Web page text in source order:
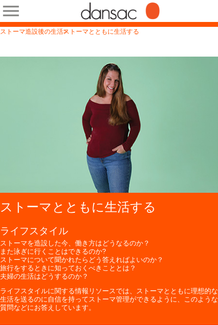
ストーマ造設後の生活ストーマとともに生活する
ストーマとともに生活する
ライフスタイル
ストーマを造設した今、働き方はどうなるのか？
また泳ぎに行くことはできるのか?
ストーマについて聞かれたらどう答えればよいのか？
旅行をするときに知っておくべきこととは？
夫婦の生活はどうするのか？
ライフスタイルに関する情報リソースでは、ストーマとともに理想的な
生活を送るのに自信を持ってストーマ管理ができるように、このような
質問などにお答えしています。